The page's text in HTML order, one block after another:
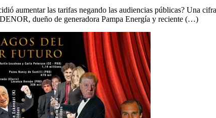
aumentar las tarifas negando las audiencias públicas? Una
dueño de generadora Pampa Energía y reciente (…)